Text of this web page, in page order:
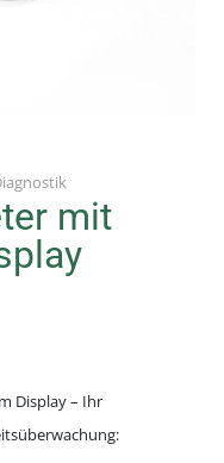
mit
Display – Ihr